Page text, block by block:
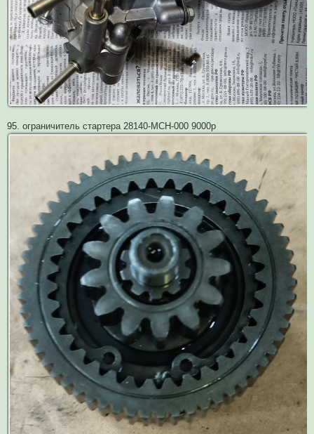
95. ограничитель стартера 28140-MCH-000 9000р